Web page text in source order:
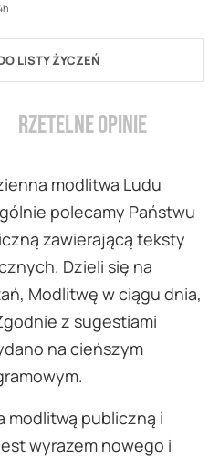
LISTY ŻYCZEŃ
modlitwa Ludu
polecamy Państwu
zawierającą teksty
Dzieli się na
Modlitwę w ciągu dnia,
z sugestiami
na cieńszym
modlitwą publiczną i
wyrazem nowego i
Rzetelne opinie